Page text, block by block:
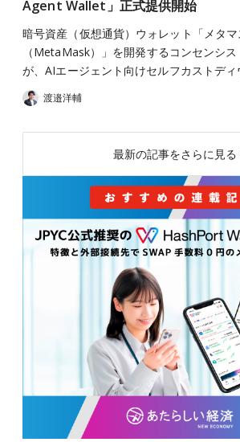
Agent Wallet」正式提供開始
暗号資産（仮想通貨）ウォレット「メタマ
（MetaMask）」を開発するコンセンシス
が、AIエージェント向けセルフカストデ
渡邉洋輔
最新の記事をさらに見る